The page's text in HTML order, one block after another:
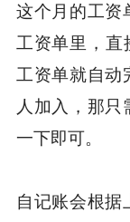
这个月的工资
工资单里，直
工资单就自动
人加入，那
一下即可。
自记账会根据